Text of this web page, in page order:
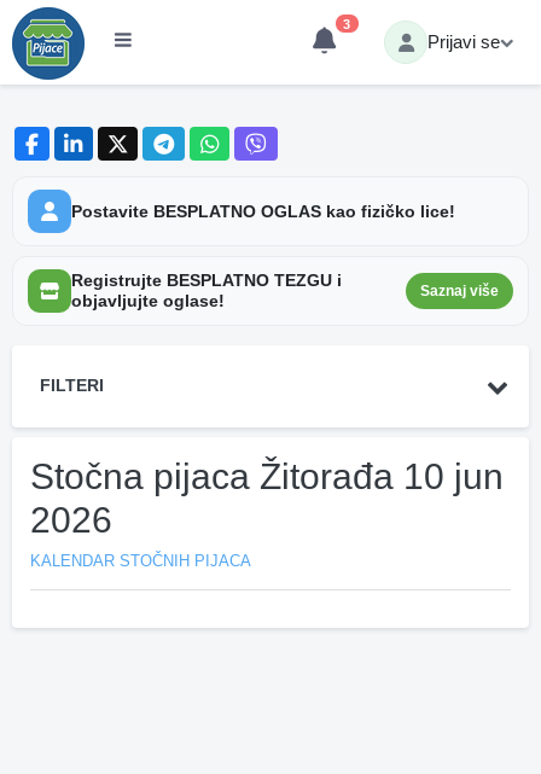
3
Prijavi se
Postavite BESPLATNO OGLAS kao fizičko lice!
Registrujte BESPLATNO TEZGU i
objavljujte oglase!
Saznaj više
FILTERI
Stočna pijaca Žitorađa 10 jun
2026
KALENDAR STOČNIH PIJACA